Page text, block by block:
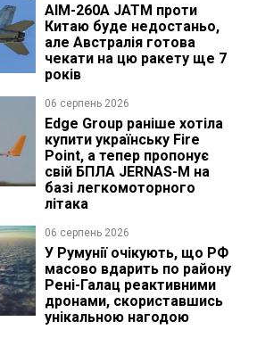
AIM-260A JATM проти
Китаю буде недостаньо,
але Австралія готова
чекати на цю ракету ще 7
років
06 серпень 2026
Edge Group раніше хотіла
купити українську Fire
Point, а тепер пропонує
свій БПЛА JERNAS-M на
базі легкомоторного
літака
06 серпень 2026
У Румунії очікують, що РФ
масово вдарить по району
Рені-Галац реактивними
дронами, скориставшись
унікальною нагодою